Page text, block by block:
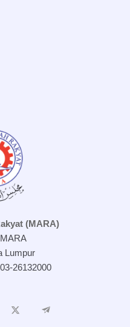
(MARA)
Lumpur
26132000